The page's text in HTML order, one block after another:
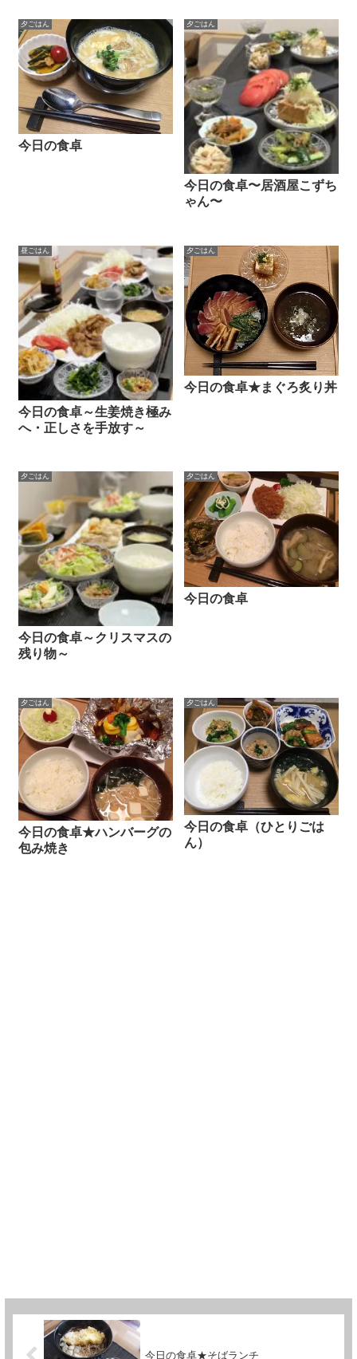
夕ごはん
今日の食卓
夕ごはん
今日の食卓〜居酒屋こずち
ゃん〜
昼ごはん
今日の食卓～生姜焼き極み
へ・正しさを手放す～
夕ごはん
今日の食卓★まぐろ炙り丼
夕ごはん
今日の食卓～クリスマスの
残り物～
夕ごはん
今日の食卓
夕ごはん
今日の食卓★ハンバーグの
包み焼き
夕ごはん
今日の食卓（ひとりごは
ん）
今日の食卓★そばランチ